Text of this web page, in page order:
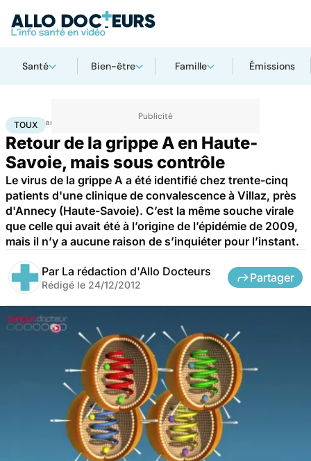
Santé Bien-être Famille Émissions
Accueil Santé
TOUX
Retour de la grippe A en Haute-
Savoie, mais sous contrôle
Le virus de la grippe A a été identifié chez trente-cinq
patients d'une clinique de convalescence à Villaz, près
d'Annecy (Haute-Savoie). C’est la même souche virale
que celle qui avait été à l’origine de l’épidémie de 2009,
mais il n’y a aucune raison de s’inquiéter pour l’instant.
Par La rédaction d'Allo Docteurs
Rédigé le 24/12/2012
Partager